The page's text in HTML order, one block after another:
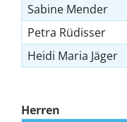
Sabine Mender
Petra Rüdisser
Heidi Maria Jäger
Herren